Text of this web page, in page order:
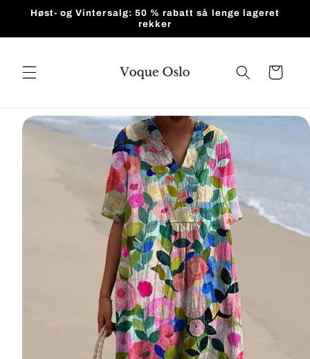
Høst- og Vintersalg: 50 % rabatt så lenge lageret
rekker
Handlekurv
til